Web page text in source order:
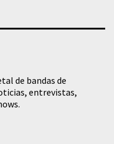
de bandas de
entrevistas,